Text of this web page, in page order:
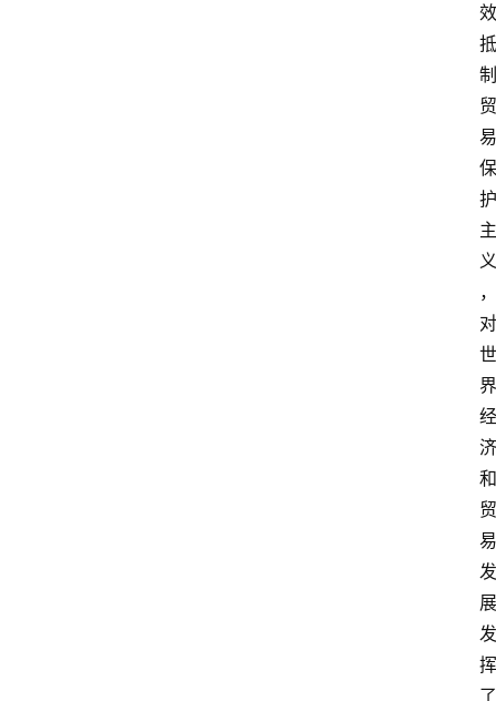
效
抵
制
贸
易
保
护
主
义
，
对
世
界
经
济
和
贸
易
发
展
发
挥
了